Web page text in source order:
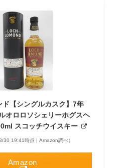
ド【シングルカスク】7年
オロロソシェリーホグスヘ
スコッチウイスキー
30 19:41時点 | Amazon調べ）
Amazon